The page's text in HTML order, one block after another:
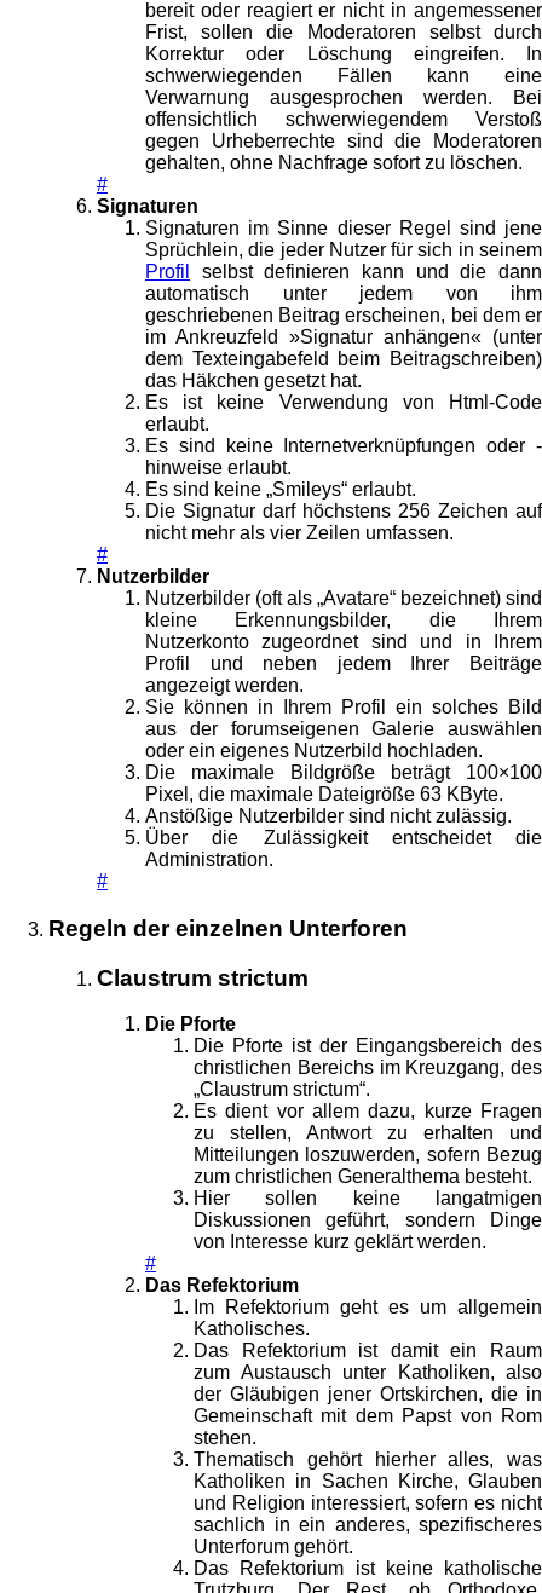
bereit oder reagiert er nicht in angemessener
Frist, sollen die Moderatoren selbst durch
Korrektur oder Löschung eingreifen. In
schwerwiegenden Fällen kann eine
Verwarnung ausgesprochen werden. Bei
offensichtlich schwerwiegendem Verstoß
gegen Urheberrechte sind die Moderatoren
gehalten, ohne Nachfrage sofort zu löschen.
#
Signaturen
Signaturen im Sinne dieser Regel sind jene
Sprüchlein, die jeder Nutzer für sich in seinem
Profil
selbst definieren kann und die dann
automatisch unter jedem von ihm
geschriebenen Beitrag erscheinen, bei dem er
im Ankreuzfeld »Signatur anhängen« (unter
dem Texteingabefeld beim Beitragschreiben)
das Häkchen gesetzt hat.
Es ist keine Verwendung von Html-Code
erlaubt.
Es sind keine Internetverknüpfungen oder -
hinweise erlaubt.
Es sind keine „Smileys“ erlaubt.
Die Signatur darf höchstens 256 Zeichen auf
nicht mehr als vier Zeilen umfassen.
#
Nutzerbilder
Nutzerbilder (oft als „Avatare“ bezeichnet) sind
kleine Erkennungsbilder, die Ihrem
Nutzerkonto zugeordnet sind und in Ihrem
Profil und neben jedem Ihrer Beiträge
angezeigt werden.
Sie können in Ihrem Profil ein solches Bild
aus der forumseigenen Galerie auswählen
oder ein eigenes Nutzerbild hochladen.
Die maximale Bildgröße beträgt 100×100
Pixel, die maximale Dateigröße 63 KByte.
Anstößige Nutzerbilder sind nicht zulässig.
Über die Zulässigkeit entscheidet die
Administration.
#
Regeln der einzelnen Unterforen
Claustrum strictum
Die Pforte
Die Pforte ist der Eingangsbereich des
christlichen Bereichs im Kreuzgang, des
„Claustrum strictum“.
Es dient vor allem dazu, kurze Fragen
zu stellen, Antwort zu erhalten und
Mitteilungen loszuwerden, sofern Bezug
zum christlichen Generalthema besteht.
Hier sollen keine langatmigen
Diskussionen geführt, sondern Dinge
von Interesse kurz geklärt werden.
#
Das Refektorium
Im Refektorium geht es um allgemein
Katholisches.
Das Refektorium ist damit ein Raum
zum Austausch unter Katholiken, also
der Gläubigen jener Ortskirchen, die in
Gemeinschaft mit dem Papst von Rom
stehen.
Thematisch gehört hierher alles, was
Katholiken in Sachen Kirche, Glauben
und Religion interessiert, sofern es nicht
sachlich in ein anderes, spezifischeres
Unterforum gehört.
Das Refektorium ist keine katholische